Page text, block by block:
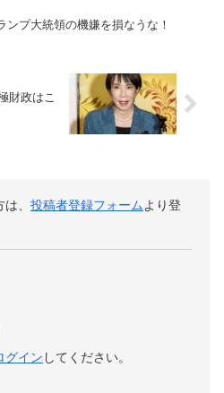
ンプ大統領の機嫌を損なうな！
財政はこ
、 投稿者登録フォーム より登
グイン してください。